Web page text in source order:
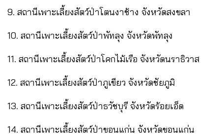
9. สถานีเพาะเลี้ยงสัตว์ป่าโตนงาช้าง จังหวัดสงขลา
10. สถานีเพาะเลี้ยงสัตว์ป่าพัทลุง จังหวัดพัทลุง
11. สถานีเพาะเลี้ยงสัตว์ป่าโคกไม้เรือ จังหวัดนราธิวาส
12. สถานีเพาะเลี้ยงสัตว์ป่าภูเขียว จังหวัดชัยภูมิ
13. สถานีเพาะเลี้ยงสัตว์ป่าธวัชบุรี จังหวัดร้อยเอ็ด
14. สถานีเพาะเลี้ยงสัตว์ป่าขอนแก่น จังหวัดขอนแก่น